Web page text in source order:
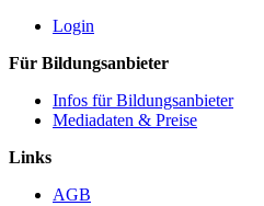
Login
Für Bildungsanbieter
Infos für Bildungsanbieter
Mediadaten & Preise
Links
AGB